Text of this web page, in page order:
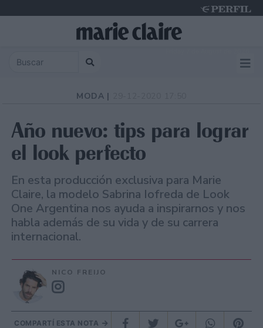
MODA |
Año nuevo: tips para lograr
el look perfecto
En esta producción exclusiva para Marie
Claire, la modelo Sabrina Iofreda de Look
One Argentina nos ayuda a inspirarnos y nos
habla además de su vida y de su carrera
internacional.
NICO FREIJO
COMPARTÍ ESTA NOTA